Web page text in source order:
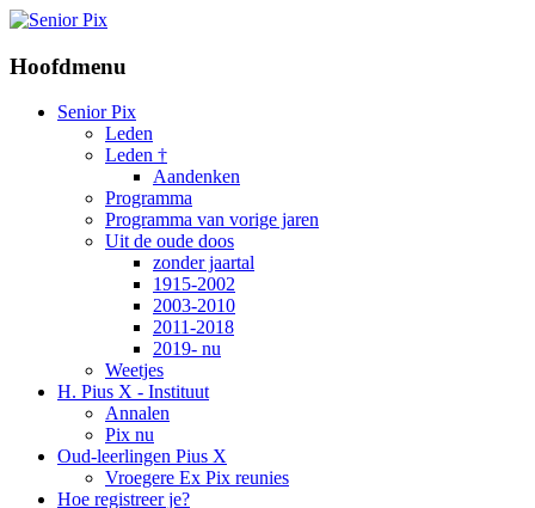
Hoofdmenu
Senior Pix
Leden
Leden †
Aandenken
Programma
Programma van vorige jaren
Uit de oude doos
zonder jaartal
1915-2002
2003-2010
2011-2018
2019- nu
Weetjes
H. Pius X - Instituut
Annalen
Pix nu
Oud-leerlingen Pius X
Vroegere Ex Pix reunies
Hoe registreer je?